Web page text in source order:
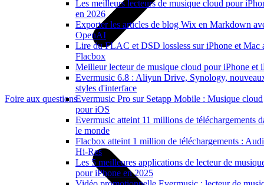
Les meilleurs lecteurs de musique cloud pour
en 2026
Exporter les articles de blog Wix en Markdown
OpenAI
Lire du FLAC et DSD lossless sur iPhone et Mac
Flacbox
Meilleur lecteur de musique cloud pour iPhone et
Evermusic 6.8 : Aliyun Drive, Synology,
styles d'interface
Evermusic Pro sur Setapp Mobile : Musique cloud
pour iOS
Evermusic atteint 11 millions de téléchargements
le monde
Flacbox atteint 1 million de téléchargements :
Hi-Res
Les 5 meilleures applications de lecteur de
pour iPhone en 2025
Foire aux questions